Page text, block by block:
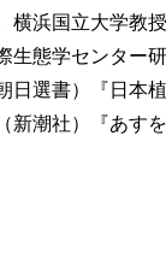
横浜国立大学教
生態学センター
日選書）『日本
新潮社）『あす